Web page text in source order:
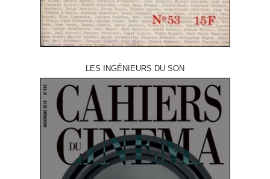
LES INGÉNIEURS DU SON